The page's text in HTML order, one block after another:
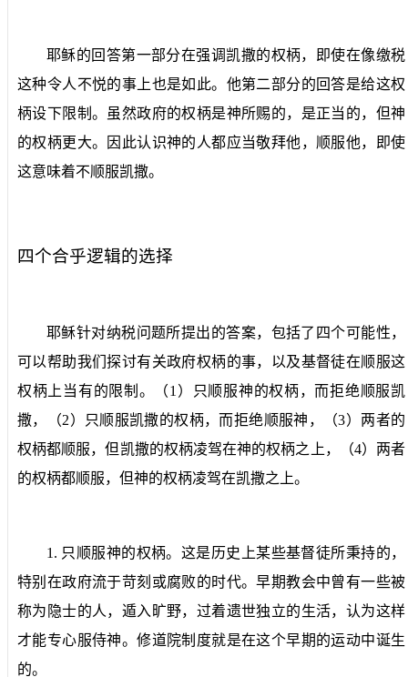
耶稣的回答第一部分在强调凯撒的权柄，即使在像缴税
这种令人不悦的事上也是如此。他第二部分的回答是给这权
柄设下限制。虽然政府的权柄是神所赐的，是正当的，但神
的权柄更大。因此认识神的人都应当敬拜他，顺服他，即使
这意味着不顺服凯撒。
四个合乎逻辑的选择
耶稣针对纳税问题所提出的答案，包括了四个可能性，
可以帮助我们探讨有关政府权柄的事，以及基督徒在顺服这
权柄上当有的限制。（1 ）只顺服神的权柄，而拒绝顺服凯
撒，（2）只顺服凯撒的权柄，而拒绝顺服神，（3）两者的
权柄都顺服，但凯撒的权柄凌驾在神的权柄之上，（4）两者
的权柄都顺服，但神的权柄凌驾在凯撒之上。
1. 只顺服神的权柄。 这是历史上某些基督徒所秉持的，
特别在政府流于苛刻或腐败的时代。早期教会中曾有一些被
称为隐士的人，遁入旷野，过着遗世独立的生活，认为这样
才能专心服侍神。修道院制度就是在这个早期的运动中诞生
的。